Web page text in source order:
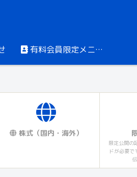
有料会員限定メニュー
株式（国内・海外）
限定公開の
ドが必要で